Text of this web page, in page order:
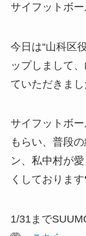
サイフットボ
今日は“山科区
ップしまして
ていただきま
サイフットボ
もらい、普段
ン、私中村が
くしておりま
1/31まで